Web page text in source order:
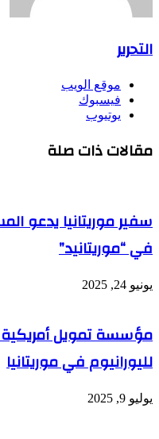
التحرير
موقع الويب
فيسبوك
يوتيوب
مقالات ذات صلة
سفير موريتانيا يدعو
في “موريتانيد”
يونيو 24, 2025
مؤسسة تمويل أمريكية
لليورانيوم في موريتانيا
يوليو 9, 2025